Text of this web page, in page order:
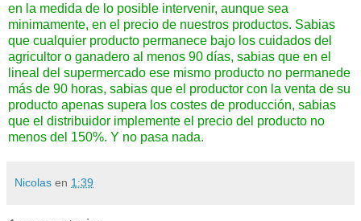
en la medida de lo posible intervenir, aunque sea
minimamente, en el precio de nuestros productos. Sabias
que cualquier producto permanece bajo los cuidados del
agricultor o ganadero al menos 90 días, sabias que en el
lineal del supermercado ese mismo producto no permanede
más de 90 horas, sabias que el productor con la venta de su
producto apenas supera los costes de producción, sabias
que el distribuidor implemente el precio del producto no
menos del 150%. Y no pasa nada.
Nicolas en 1:39